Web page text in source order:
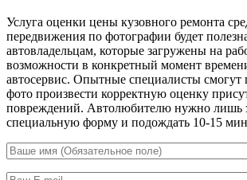
Услуга оценки цены кузовного ремонта
передвижения по фотографии будет
автовладельцам, которые загружены на
возможности в конкретный момент
автосервис. Опытные специалисты смогут
фото произвести корректную оценку
повреждений. Автолюбителю нужно лишь
специальную форму и подождать 10-15